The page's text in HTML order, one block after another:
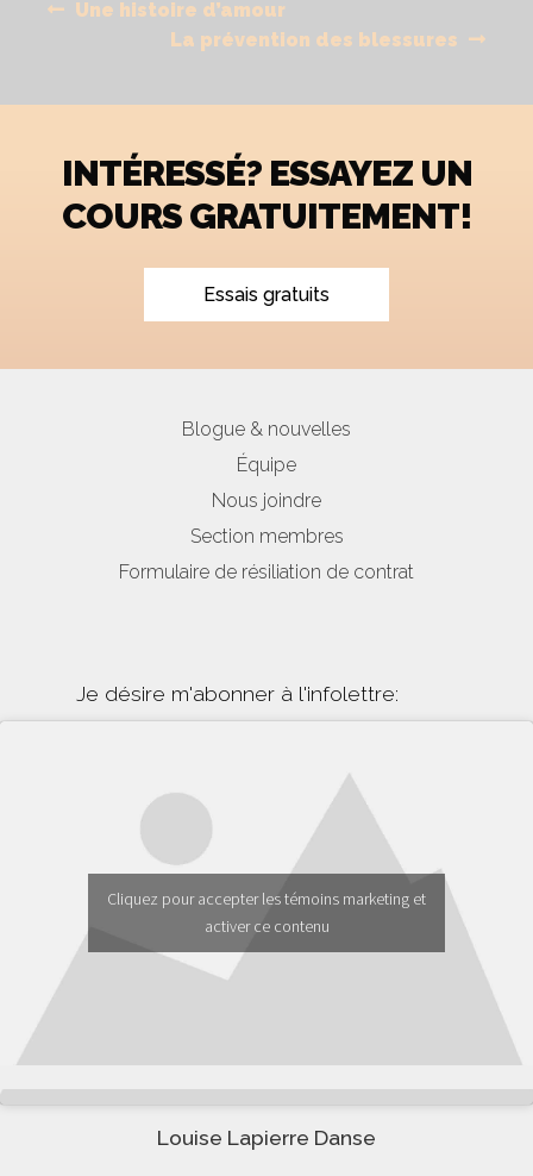
Navigation
Previous
Une histoire d’amour
Next
La prévention des blessures
INTÉRESSÉ? ESSAYEZ UN
COURS GRATUITEMENT!
Essais gratuits
Blogue & nouvelles
Équipe
Nous joindre
Section membres
Formulaire de résiliation de contrat
Je désire m'abonner à l'infolettre:
Cliquez pour accepter les témoins marketing et
activer ce contenu
Louise Lapierre Danse